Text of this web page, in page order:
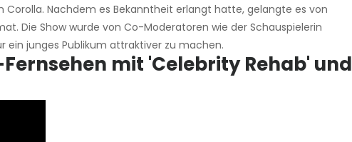
Corolla. Nachdem es Bekanntheit erlangt hatte, gelangte es von
Die Show wurde von Co-Moderatoren wie der Schauspielerin
ein junges Publikum attraktiver zu machen.
mit 'Celebrity Rehab' und